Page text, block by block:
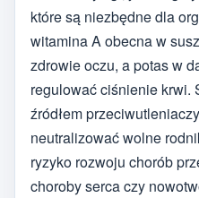
które są niezbędne dla
witamina A obecna w
zdrowie oczu, a potas w
regulować ciśnienie krwi.
źródłem
neutralizować wolne
ryzyko rozwoju chorób
choroby serca czy